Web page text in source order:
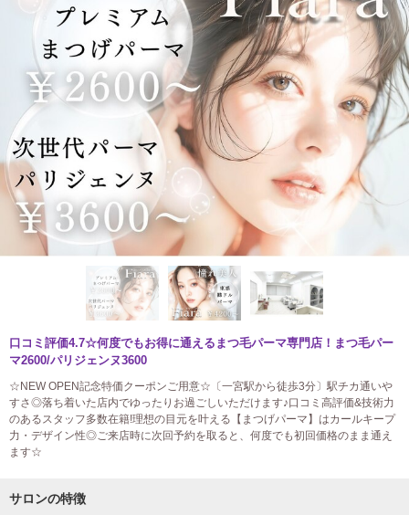
口コミ評価4.7☆何度でもお得に通えるまつ毛パーマ専門店！まつ毛パー
マ2600/パリジェンヌ3600
☆NEW OPEN記念特価クーポンご用意☆〔一宮駅から徒歩3分〕駅チカ通いや
すさ◎落ち着いた店内でゆったりお過ごしいただけます♪口コミ高評価&技術力
のあるスタッフ多数在籍!理想の目元を叶える【まつげパーマ】はカールキープ
力・デザイン性◎ご来店時に次回予約を取ると、何度でも初回価格のまま通え
ます☆
サロンの特徴